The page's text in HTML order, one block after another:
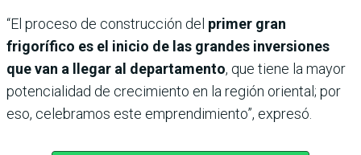
“El proceso de construcción del primer gran
frigorífico es el inicio de las grandes inversiones
que van a llegar al departamento, que tiene la mayor
potencialidad de crecimiento en la región oriental; por
eso, celebramos este emprendimiento”, expresó.